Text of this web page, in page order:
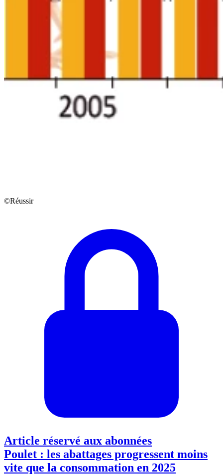
©Réussir
Article réservé aux abonnées
Poulet : les abattages progressent moins
vite que la consommation en 2025